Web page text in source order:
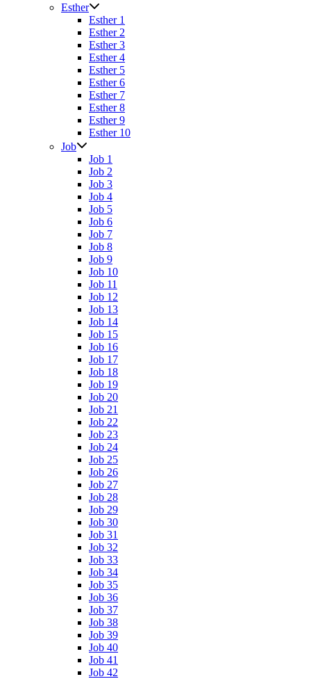
Esther
Esther 1
Esther 2
Esther 3
Esther 4
Esther 5
Esther 6
Esther 7
Esther 8
Esther 9
Esther 10
Job
Job 1
Job 2
Job 3
Job 4
Job 5
Job 6
Job 7
Job 8
Job 9
Job 10
Job 11
Job 12
Job 13
Job 14
Job 15
Job 16
Job 17
Job 18
Job 19
Job 20
Job 21
Job 22
Job 23
Job 24
Job 25
Job 26
Job 27
Job 28
Job 29
Job 30
Job 31
Job 32
Job 33
Job 34
Job 35
Job 36
Job 37
Job 38
Job 39
Job 40
Job 41
Job 42